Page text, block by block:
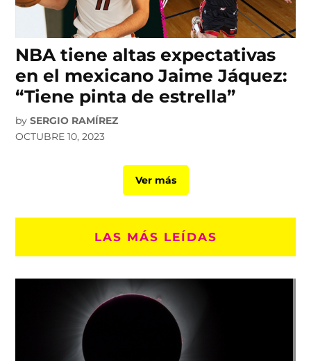
NBA tiene altas expectativas
en el mexicano Jaime Jáquez:
“Tiene pinta de estrella”
by SERGIO RAMÍREZ
OCTUBRE 10, 2023
Ver más
LAS MÁS LEÍDAS